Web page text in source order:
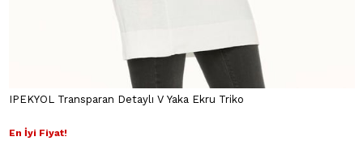
IPEKYOL Transparan Detaylı V Yaka Ekru Triko
En İyi Fiyat!